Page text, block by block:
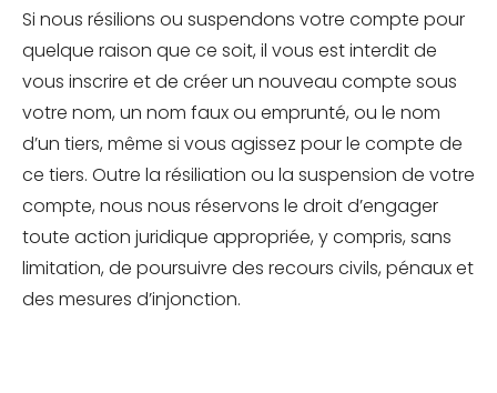
Si nous résilions ou suspendons votre compte pour
quelque raison que ce soit, il vous est interdit de
vous inscrire et de créer un nouveau compte sous
votre nom, un nom faux ou emprunté, ou le nom
d’un tiers, même si vous agissez pour le compte de
ce tiers. Outre la résiliation ou la suspension de votre
compte, nous nous réservons le droit d’engager
toute action juridique appropriée, y compris, sans
limitation, de poursuivre des recours civils, pénaux et
des mesures d’injonction.